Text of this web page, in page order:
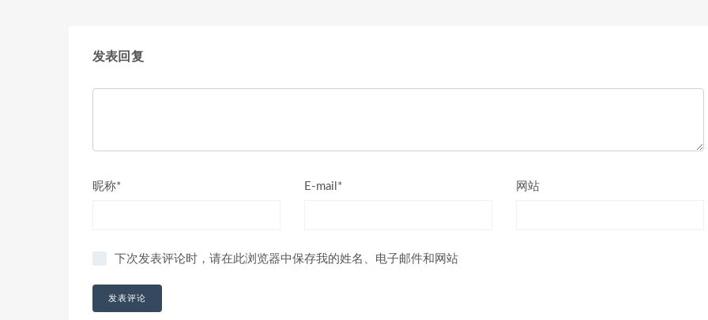
发表回复
昵称* E-mail* 网站
下次发表评论时，请在此浏览器中保存我的姓名、电子邮件和网站